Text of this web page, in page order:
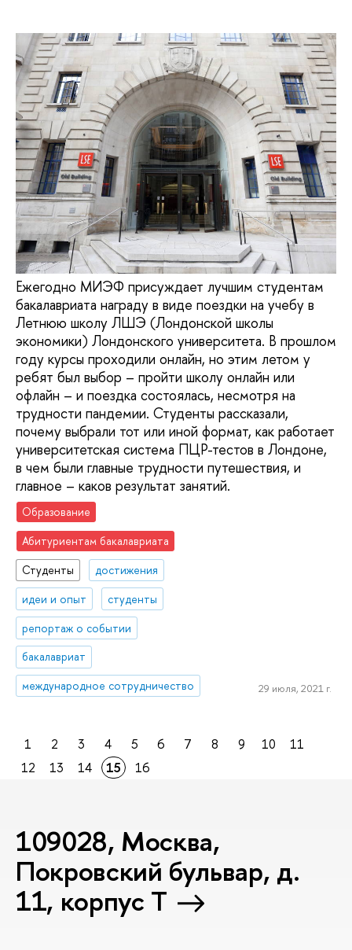
Ежегодно МИЭФ присуждает лучшим студентам
бакалавриата награду в виде поездки на учебу в
Летнюю школу ЛШЭ (Лондонской школы
экономики) Лондонского университета. В прошлом
году курсы проходили онлайн, но этим летом у
ребят был выбор – пройти школу онлайн или
офлайн – и поездка состоялась, несмотря на
трудности пандемии. Студенты рассказали,
почему выбрали тот или иной формат, как работает
университетская система ПЦР-тестов в Лондоне,
в чем были главные трудности путешествия, и
главное – каков результат занятий.
Образование
Абитуриентам бакалавриата
Студенты
достижения
идеи и опыт
студенты
репортаж о событии
бакалавриат
международное сотрудничество
29 июля, 2021 г.
1 2 3 4 5 6 7 8 9 10
11
12
13 14 15 16
109028, Москва,
Покровский бульвар, д.
11, корпус T